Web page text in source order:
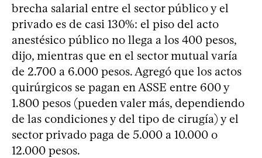
brecha salarial entre el sector público y el
privado es de casi 130%: el piso del acto
anestésico público no llega a los 400 pesos,
dijo, mientras que en el sector mutual varía
de 2.700 a 6.000 pesos. Agregó que los actos
quirúrgicos se pagan en ASSE entre 600 y
1.800 pesos (pueden valer más, dependiendo
de las condiciones y del tipo de cirugía) y el
sector privado paga de 5.000 a 10.000 o
12.000 pesos.